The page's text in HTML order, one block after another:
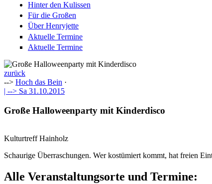
Hinter den Kulissen
Für die Großen
Über Henryjette
Aktuelle Termine
Aktuelle Termine
zurück
--> Hoch das Bein ·
| --> Sa 31.10.2015
Große Halloweenparty mit Kinderdisco
Kulturtreff Hainholz
Schaurige Überraschungen. Wer kostümiert kommt, hat freien
Alle Veranstaltungsorte und Termine: